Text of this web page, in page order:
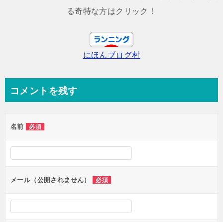
ン
る奇特な方はクリック！
にほんブログ村
コメントを残す
名前 必須
メール（公開されません） 必須